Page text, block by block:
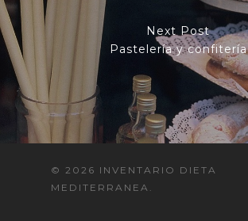
Next Post
Pastelería y confitería
© 2026 INVENTARIO DIETA
MEDITERRANEA.